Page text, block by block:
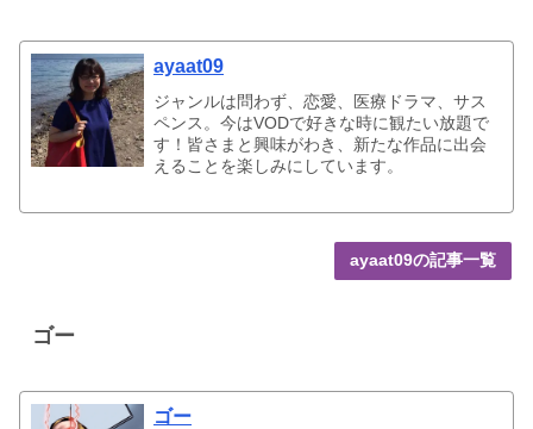
ayaat09
ジャンルは問わず、恋愛、医療ドラマ、サス
ペンス。今はVODで好きな時に観たい放題で
す！皆さまと興味がわき、新たな作品に出会
えることを楽しみにしています。
ayaat09の記事一覧
ゴー
ゴー